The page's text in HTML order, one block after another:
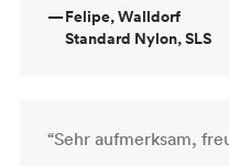
—Felipe, Walldorf
Standard Nylon, SLS
“Sehr aufmerksam,